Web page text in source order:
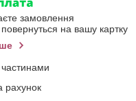
замовлення
на вашу картку
рахунок